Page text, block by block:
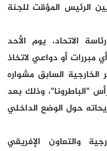
2020، مع تعيين الرئيس المؤقت للجنة
الاتحاد، يوم الأحد
مبررات أو دواعي لاتخاذ
الخارجية السابق مشواره
"الباطرونا"، وذلك بعد
حول الوضع الداخلي
والتعاون الإفريقي